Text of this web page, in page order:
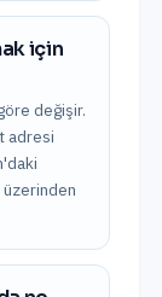
için
değişir.
adresi